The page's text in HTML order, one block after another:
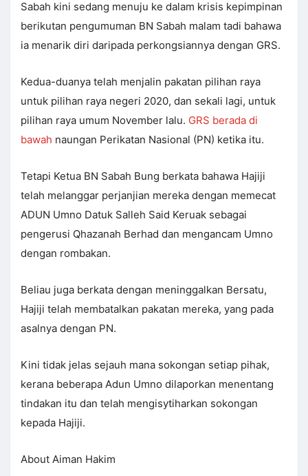
Sabah kini sedang menuju ke dalam krisis kepimpinan
berikutan pengumuman BN Sabah malam tadi bahawa
ia menarik diri daripada perkongsiannya dengan GRS.
Kedua-duanya telah menjalin pakatan pilihan raya
untuk pilihan raya negeri 2020, dan sekali lagi, untuk
pilihan raya umum November lalu. GRS berada di
bawah naungan Perikatan Nasional (PN) ketika itu.
Tetapi Ketua BN Sabah Bung berkata bahawa Hajiji
telah melanggar perjanjian mereka dengan memecat
ADUN Umno Datuk Salleh Said Keruak sebagai
pengerusi Qhazanah Berhad dan mengancam Umno
dengan rombakan.
Beliau juga berkata dengan meninggalkan Bersatu,
Hajiji telah membatalkan pakatan mereka, yang pada
asalnya dengan PN.
Kini tidak jelas sejauh mana sokongan setiap pihak,
kerana beberapa Adun Umno dilaporkan menentang
tindakan itu dan telah mengisytiharkan sokongan
kepada Hajiji.
About Aiman Hakim